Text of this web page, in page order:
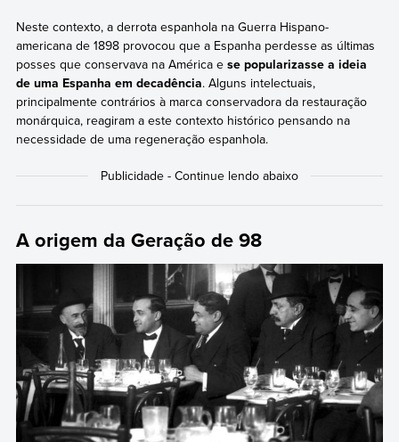
Neste contexto, a derrota espanhola na Guerra Hispano-
americana de 1898 provocou que a Espanha perdesse as últimas
posses que conservava na América e se popularizasse a ideia
de uma Espanha em decadência. Alguns intelectuais,
principalmente contrários à marca conservadora da restauração
monárquica, reagiram a este contexto histórico pensando na
necessidade de uma regeneração espanhola.
A origem da Geração de 98